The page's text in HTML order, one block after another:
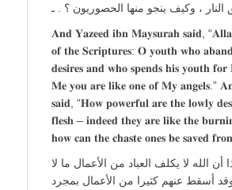
النار ، وكيف ينجو منها الحصوريون ؟ . ـ
𝐀𝐧𝐝 𝐘𝐚𝐳𝐞𝐞𝐝 𝐢𝐛𝐧 𝐌𝐚𝐲𝐬𝐮𝐫𝐚𝐡 𝐬𝐚𝐢𝐝,
𝐨𝐟 𝐭𝐡𝐞 𝐒𝐜𝐫𝐢𝐩𝐭𝐮𝐫𝐞𝐬: 𝐎 𝐲𝐨𝐮𝐭𝐡 𝐰𝐡𝐨
𝐝𝐞𝐬𝐢𝐫𝐞𝐬 𝐚𝐧𝐝 𝐰𝐡𝐨 𝐬𝐩𝐞𝐧𝐝𝐬 𝐡𝐢𝐬 𝐲𝐨𝐮𝐭𝐡
𝐌𝐞 𝐲𝐨𝐮 𝐚𝐫𝐞 𝐥𝐢𝐤𝐞 𝐨𝐧𝐞 𝐨𝐟 𝐌𝐲 𝐚𝐧𝐠𝐞𝐥𝐬.”
𝐬𝐚𝐢𝐝, “𝐇𝐨𝐰 𝐩𝐨𝐰𝐞𝐫𝐟𝐮𝐥 𝐚𝐫𝐞 𝐭𝐡𝐞 𝐥𝐨𝐰𝐥𝐲
𝐟𝐥𝐞𝐬𝐡 – 𝐢𝐧𝐝𝐞𝐞𝐝 𝐭𝐡𝐞𝐲 𝐚𝐫𝐞 𝐥𝐢𝐤𝐞 𝐭𝐡𝐞
𝐡𝐨𝐰 𝐜𝐚𝐧 𝐭𝐡𝐞 𝐜𝐡𝐚𝐬𝐭𝐞 𝐨𝐧𝐞𝐬 𝐛𝐞 𝐬𝐚𝐯𝐞𝐝
أن الله لا يكلف العباد من الأعمال ما لا
أسقط عنهم كثيرا من الأعمال بمجرد